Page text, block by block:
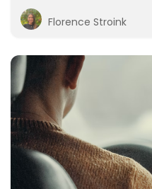
Florence Stroink